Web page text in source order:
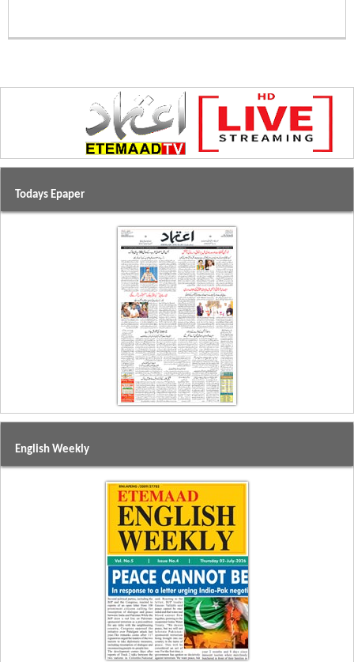
Todays Epaper
English Weekly